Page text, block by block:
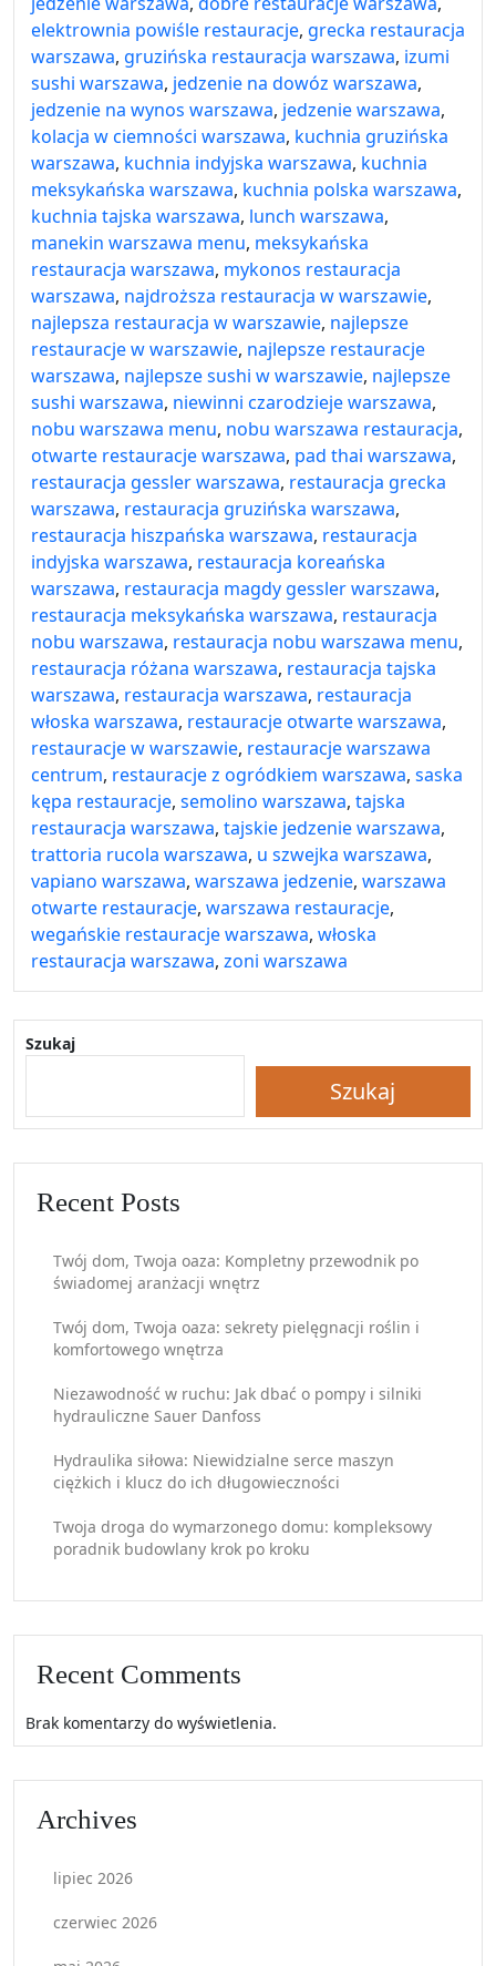
elektrownia powiśle restauracje, grecka restauracja
warszawa, gruzińska restauracja warszawa, izumi
sushi warszawa, jedzenie na dowóz warszawa,
jedzenie na wynos warszawa, jedzenie warszawa,
kolacja w ciemności warszawa, kuchnia gruzińska
warszawa, kuchnia indyjska warszawa, kuchnia
meksykańska warszawa, kuchnia polska warszawa,
kuchnia tajska warszawa, lunch warszawa,
manekin warszawa menu, meksykańska
restauracja warszawa, mykonos restauracja
warszawa, najdroższa restauracja w warszawie,
najlepsza restauracja w warszawie, najlepsze
restauracje w warszawie, najlepsze restauracje
warszawa, najlepsze sushi w warszawie, najlepsze
sushi warszawa, niewinni czarodzieje warszawa,
nobu warszawa menu, nobu warszawa restauracja,
otwarte restauracje warszawa, pad thai warszawa,
restauracja gessler warszawa, restauracja grecka
warszawa, restauracja gruzińska warszawa,
restauracja hiszpańska warszawa, restauracja
indyjska warszawa, restauracja koreańska
warszawa, restauracja magdy gessler warszawa,
restauracja meksykańska warszawa, restauracja
nobu warszawa, restauracja nobu warszawa menu,
restauracja różana warszawa, restauracja tajska
warszawa, restauracja warszawa, restauracja
włoska warszawa, restauracje otwarte warszawa,
restauracje w warszawie, restauracje warszawa
centrum, restauracje z ogródkiem warszawa, saska
kępa restauracje, semolino warszawa, tajska
restauracja warszawa, tajskie jedzenie warszawa,
trattoria rucola warszawa, u szwejka warszawa,
vapiano warszawa, warszawa jedzenie, warszawa
otwarte restauracje, warszawa restauracje,
wegańskie restauracje warszawa, włoska
restauracja warszawa, zoni warszawa
Szukaj
Szukaj
Recent Posts
Twój dom, Twoja oaza: Kompletny przewodnik po
świadomej aranżacji wnętrz
Twój dom, Twoja oaza: sekrety pielęgnacji roślin i
komfortowego wnętrza
Niezawodność w ruchu: Jak dbać o pompy i silniki
hydrauliczne Sauer Danfoss
Hydraulika siłowa: Niewidzialne serce maszyn
ciężkich i klucz do ich długowieczności
Twoja droga do wymarzonego domu: kompleksowy
poradnik budowlany krok po kroku
Recent Comments
Brak komentarzy do wyświetlenia.
Archives
lipiec 2026
czerwiec 2026